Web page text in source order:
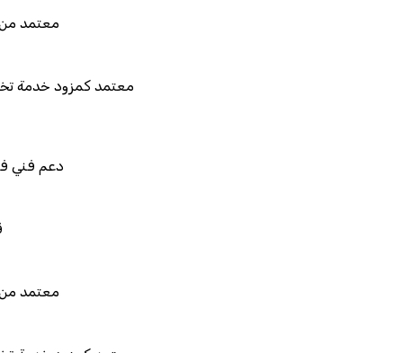
معتمد من هيئة الزكاة والضريبة
معتمد كمزود خدمة تخطيط موارد المؤسسات
دعم فني في استيراد بيانات نظامك
قابل للربط والتخصيص
معتمد من هيئة الزكاة والضريبة